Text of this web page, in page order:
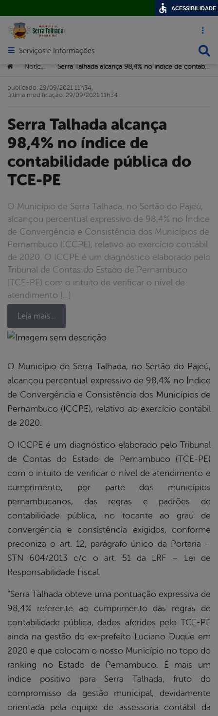
Acesso
Abrir menu principal de navegação
Serviços e Informações
Você está aqui:
> Notícias >
Serra Talhada alcança
98,4% no índice de
contabilidade pública do
TCE-PE
O Município de Serra Talhada, no Sertão do Pajeú,
alcançou percentual expressivo de 98,4% no Índice
de Convergência e Consistência dos Municípios de
Pernambuco (ICCPE), relativo ao exercício contábil
de 2020. O ICCPE é um diagnóstico elaborado pelo
Tribunal de Contas do Estado de Pernambuco
(TCE-PE) com o intuito de verificar o nível de
atendimento […]
Leia mais…
publicado: 29/09/2021 11h34,
última modificação: 29/09/2021 11h34
O Município de Serra Talhada, no Sertão do Pajeú,
alcançou percentual expressivo de 98,4% no Índice
de Convergência e Consistência dos Municípios de
Pernambuco (ICCPE), relativo ao exercício contábil
de 2020.
O ICCPE é um diagnóstico elaborado pelo Tribunal
de Contas do Estado de Pernambuco (TCE-PE)
com o intuito de verificar o nível de atendimento e
cumprimento, por parte dos municípios
pernambucanos, das regras e padrões de
contabilidade pública, no tocante ao grau de
convergência e consistência exigidos, conforme
preconiza o art. 12, parágrafo único da Portaria –
STN 604/2013 c/c o art. 51 da LRF – Lei de
Responsabilidade Fiscal.
“Serra Talhada obteve uma pontuação expressiva de
98,4% referente ao cumprimento das regras de
contabilidade pública, dados aferidos pelo TCE-PE
ainda na gestão do ex-prefeito Luciano Duque em
2020 e que colocam o nosso Município no topo do
ranking no Estado de Pernambuco. É mais um
índice positivo para Serra Talhada, fruto do
compromisso da gestão municipal, devidamente
orientada pela equipe de assessoria contábil da
ACESSIBILIDADE